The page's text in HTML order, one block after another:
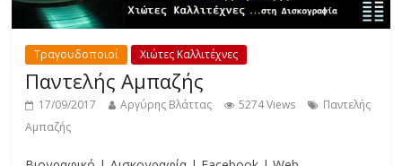
Τραγουδοποιοί Χιώτες Καλλιτέχνες
Παντελής Αμπαζής
17/09/2017 Αργύρης Βλάττας 5274 Views
Παντελής
Αμπαζής